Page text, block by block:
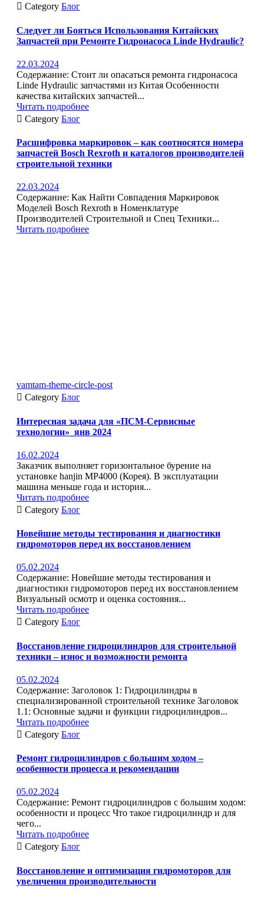
 Category Блог
Следует ли Бояться Использования Китайских
Запчастей при Ремонте Гидронасоса Linde Hydraulic?
22.03.2024
Содержание: Стоит ли опасаться ремонта гидронасоса
Linde Hydraulic запчастями из Китая Особенности
качества китайских запчастей...
Читать подробнее
 Category Блог
Расшифровка маркировок – как соотносятся номера
запчастей Bosch Rexroth и каталогов производителей
строительной техники
22.03.2024
Содержание: Как Найти Совпадения Маркировок
Моделей Bosch Rexroth в Номенклатуре
Производителей Строительной и Спец Техники...
Читать подробнее
vamtam-theme-circle-post
 Category Блог
Интересная задача для «ПСМ-Сервисные
технологии»_янв 2024
16.02.2024
Заказчик выполняет горизонтальное бурение на
установке hanjin MP4000 (Корея). В эксплуатации
машина меньше года и история...
Читать подробнее
 Category Блог
Новейшие методы тестирования и диагностики
гидромоторов перед их восстановлением
05.02.2024
Содержание: Новейшие методы тестирования и
диагностики гидромоторов перед их восстановлением
Визуальный осмотр и оценка состояния...
Читать подробнее
 Category Блог
Восстановление гидроцилиндров для строительной
техники – износ и возможности ремонта
05.02.2024
Содержание: Заголовок 1: Гидроцилиндры в
специализированной строительной технике Заголовок
1.1: Основные задачи и функции гидроцилиндров...
Читать подробнее
 Category Блог
Ремонт гидроцилиндров с большим ходом –
особенности процесса и рекомендации
05.02.2024
Содержание: Ремонт гидроцилиндров с большим ходом:
особенности и процесс Что такое гидроцилиндр и для
чего...
Читать подробнее
 Category Блог
Восстановление и оптимизация гидромоторов для
увеличения производительности